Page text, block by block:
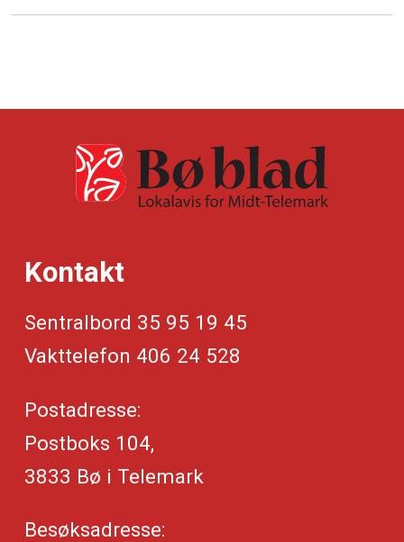
Kontakt
Sentralbord 35 95 19 45
Vakttelefon 406 24 528
Postadresse:
Postboks 104,
3833 Bø i Telemark
Besøksadresse: